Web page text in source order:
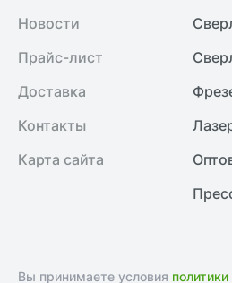
Новости
Прайс-лист
Доставка
Контакты
Карта сайта
Вы принимаете условия